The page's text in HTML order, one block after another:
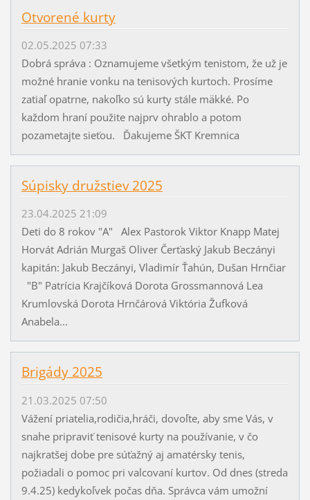
Otvorené kurty
02.05.2025 07:33
Dobrá správa : Oznamujeme všetkým tenistom, že už je
možné hranie vonku na tenisových kurtoch. Prosíme
zatiaľ opatrne, nakoľko sú kurty stále mäkké. Po
každom hraní použite najprv ohrablo a potom
pozametajte sieťou. Ďakujeme ŠKT Kremnica
Súpisky družstiev 2025
23.04.2025 21:09
Deti do 8 rokov "A" Alex Pastorok Viktor Knapp Matej
Horvát Adrián Murgaš Oliver Čerťaský Jakub Beczányi
kapitán: Jakub Beczányi, Vladimír Ťahún, Dušan Hrnčiar
"B" Patrícia Krajčíková Dorota Grossmannová Lea
Krumlovská Dorota Hrnčárová Viktória Žufková
Anabela...
Brigády 2025
21.03.2025 07:50
Vážení priatelia,rodičia,hráči, dovoľte, aby sme Vás, v
snahe pripraviť tenisové kurty na používanie, v čo
najkratšej dobe pre súťažný aj amatérsky tenis,
požiadali o pomoc pri valcovaní kurtov. Od dnes (streda
9.4.25) kedykoľvek počas dňa. Správca vám umožní